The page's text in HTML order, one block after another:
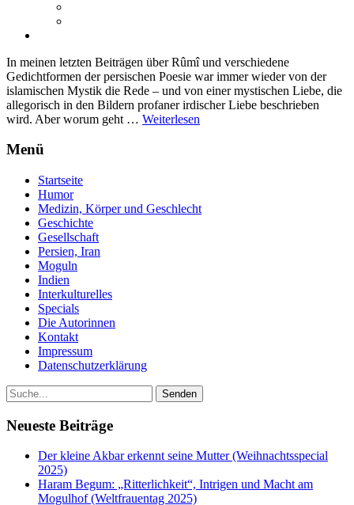
In meinen letzten Beiträgen über Rûmî und verschiedene
Gedichtformen der persischen Poesie war immer wieder von der
islamischen Mystik die Rede – und von einer mystischen Liebe, die
allegorisch in den Bildern profaner irdischer Liebe beschrieben
wird. Aber worum geht … Weiterlesen
Menü
Startseite
Humor
Medizin, Körper und Geschlecht
Geschichte
Gesellschaft
Persien, Iran
Moguln
Indien
Interkulturelles
Specials
Die Autorinnen
Kontakt
Impressum
Datenschutzerklärung
Neueste Beiträge
Der kleine Akbar erkennt seine Mutter (Weihnachtsspecial
2025)
Haram Begum: „Ritterlichkeit“, Intrigen und Macht am
Mogulhof (Weltfrauentag 2025)